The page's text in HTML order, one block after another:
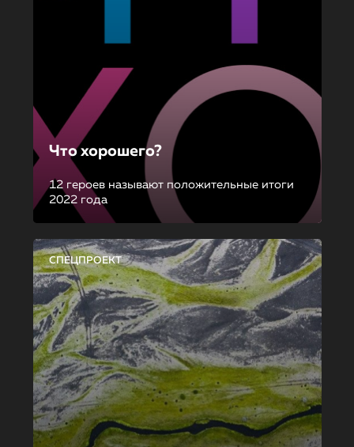
Что хорошего?
12 героев называют положительные итоги
2022 года
СПЕЦПРОЕКТ